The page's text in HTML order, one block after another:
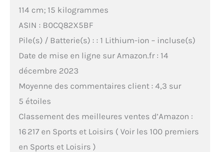
114 cm; 15 kilogrammes
ASIN : B0CQ82X5BF
Pile(s) / Batterie(s) : : 1 Lithium-ion – incluse(s)
Date de mise en ligne sur Amazon.fr : 14
décembre 2023
Moyenne des commentaires client : 4,3 sur
5 étoiles
Classement des meilleures ventes d’Amazon :
16 217 en Sports et Loisirs ( Voir les 100 premiers
en Sports et Loisirs )